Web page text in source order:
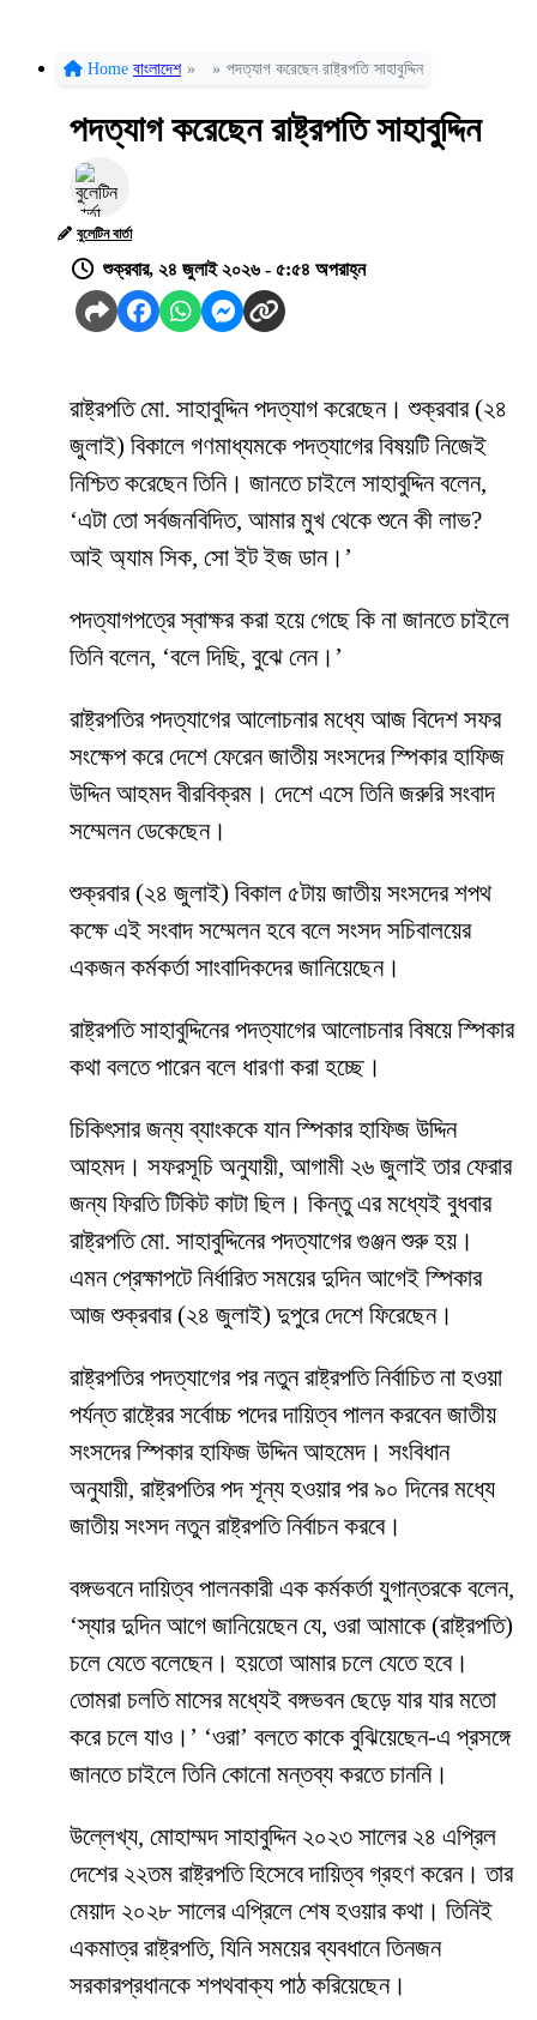
Home বাংলাদেশ » » পদত্যাগ করেছেন রাষ্ট্রপতি সাহাবুদ্দিন
পদত্যাগ করেছেন রাষ্ট্রপতি সাহাবুদ্দিন
বুলেটিন বার্তা
শুক্রবার, ২৪ জুলাই ২০২৬ - ৫:৫৪ অপরাহ্ন
রাষ্ট্রপতি মো. সাহাবুদ্দিন পদত্যাগ করেছেন। শুক্রবার (২৪
জুলাই) বিকালে গণমাধ্যমকে পদত্যাগের বিষয়টি নিজেই
নিশ্চিত করেছেন তিনি। জানতে চাইলে সাহাবুদ্দিন বলেন,
‘এটা তো সর্বজনবিদিত, আমার মুখ থেকে শুনে কী লাভ?
আই অ্যাম সিক, সো ইট ইজ ডান।’
পদত্যাগপত্রে স্বাক্ষর করা হয়ে গেছে কি না জানতে চাইলে
তিনি বলেন, ‘বলে দিছি, বুঝে নেন।’
রাষ্ট্রপতির পদত্যাগের আলোচনার মধ্যে আজ বিদেশ সফর
সংক্ষেপ করে দেশে ফেরেন জাতীয় সংসদের স্পিকার হাফিজ
উদ্দিন আহমদ বীরবিক্রম। দেশে এসে তিনি জরুরি সংবাদ
সম্মেলন ডেকেছেন।
শুক্রবার (২৪ জুলাই) বিকাল ৫টায় জাতীয় সংসদের শপথ
কক্ষে এই সংবাদ সম্মেলন হবে বলে সংসদ সচিবালয়ের
একজন কর্মকর্তা সাংবাদিকদের জানিয়েছেন।
রাষ্ট্রপতি সাহাবুদ্দিনের পদত্যাগের আলোচনার বিষয়ে স্পিকার
কথা বলতে পারেন বলে ধারণা করা হচ্ছে।
চিকিৎসার জন্য ব্যাংককে যান স্পিকার হাফিজ উদ্দিন
আহমদ। সফরসূচি অনুযায়ী, আগামী ২৬ জুলাই তার ফেরার
জন্য ফিরতি টিকিট কাটা ছিল। কিন্তু এর মধ্যেই বুধবার
রাষ্ট্রপতি মো. সাহাবুদ্দিনের পদত্যাগের গুঞ্জন শুরু হয়।
এমন প্রেক্ষাপটে নির্ধারিত সময়ের দুদিন আগেই স্পিকার
আজ শুক্রবার (২৪ জুলাই) দুপুরে দেশে ফিরেছেন।
রাষ্ট্রপতির পদত্যাগের পর নতুন রাষ্ট্রপতি নির্বাচিত না হওয়া
পর্যন্ত রাষ্ট্রের সর্বোচ্চ পদের দায়িত্ব পালন করবেন জাতীয়
সংসদের স্পিকার হাফিজ উদ্দিন আহমেদ। সংবিধান
অনুযায়ী, রাষ্ট্রপতির পদ শূন্য হওয়ার পর ৯০ দিনের মধ্যে
জাতীয় সংসদ নতুন রাষ্ট্রপতি নির্বাচন করবে।
বঙ্গভবনে দায়িত্ব পালনকারী এক কর্মকর্তা যুগান্তরকে বলেন,
‘স্যার দুদিন আগে জানিয়েছেন যে, ওরা আমাকে (রাষ্ট্রপতি)
চলে যেতে বলেছেন। হয়তো আমার চলে যেতে হবে।
তোমরা চলতি মাসের মধ্যেই বঙ্গভবন ছেড়ে যার যার মতো
করে চলে যাও।’ ‘ওরা’ বলতে কাকে বুঝিয়েছেন-এ প্রসঙ্গে
জানতে চাইলে তিনি কোনো মন্তব্য করতে চাননি।
উল্লেখ্য, মোহাম্মদ সাহাবুদ্দিন ২০২৩ সালের ২৪ এপ্রিল
দেশের ২২তম রাষ্ট্রপতি হিসেবে দায়িত্ব গ্রহণ করেন। তার
মেয়াদ ২০২৮ সালের এপ্রিলে শেষ হওয়ার কথা। তিনিই
একমাত্র রাষ্ট্রপতি, যিনি সময়ের ব্যবধানে তিনজন
সরকারপ্রধানকে শপথবাক্য পাঠ করিয়েছেন।